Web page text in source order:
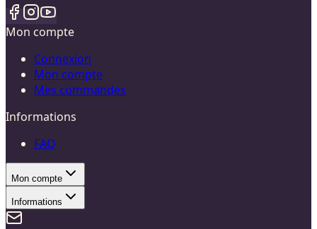
Mon compte
Connexion
Mon compte
Mes commandes
Informations
FAQ
Mon compte
Informations